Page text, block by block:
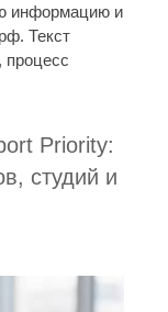
информацию и
Текст
процесс
Priority:
студий и